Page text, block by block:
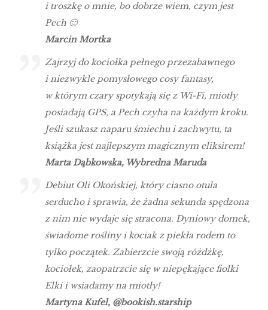
i troszkę o mnie, bo dobrze wiem, czym jest
Pech 🙂
Marcin Mortka
Zajrzyj do kociołka pełnego przezabawnego
i niezwykle pomysłowego cosy fantasy,
w którym czary spotykają się z Wi-Fi, miotły
posiadają GPS, a Pech czyha na każdym kroku.
Jeśli szukasz naparu śmiechu i zachwytu, ta
książka jest najlepszym magicznym eliksirem!
Marta Dąbkowska, Wybredna Maruda
Debiut Oli Okońskiej, który ciasno otula
serducho i sprawia, że żadna sekunda spędzona
z nim nie wydaje się stracona. Dyniowy domek,
świadome rośliny i kociak z piekła rodem to
tylko początek. Zabierzcie swoją różdżkę,
kociołek, zaopatrzcie się w niepękające fiolki
Elki i wsiadamy na miotły!
Martyna Kufel, @bookish.starship